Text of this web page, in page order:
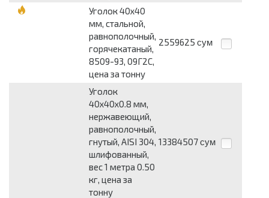
Уголок 40x40
мм, стальной,
равнополочный,
горячекатаный,
8509-93, 09Г2С,
цена за тонну
2559625 сум
Уголок
40x40x0.8 мм,
нержавеющий,
равнополочный,
гнутый, AISI 304,
шлифованный,
вес 1 метра 0.50
кг, цена за
тонну
13384507 сум